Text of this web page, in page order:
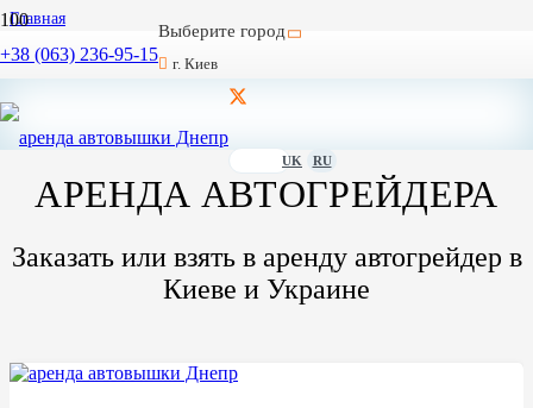
+38 (063) 236-95-15
Выберите город
г. Киев
UK RU
Главная
Автокраны
/
/
Автокран до 40 тонн Маз
АРЕНДА АВТОГРЕЙДЕРА
Заказать или взять в аренду автогрейдер в
Киеве и Украине